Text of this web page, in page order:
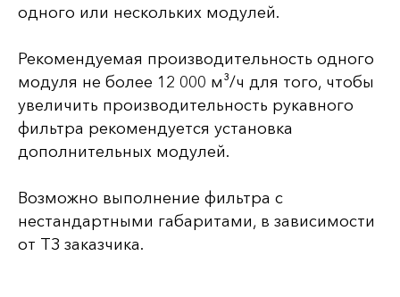
одного или нескольких модулей.
Рекомендуемая производительность одного
модуля не более 12 000 м³/ч для того, чтобы
увеличить производительность рукавного
фильтра рекомендуется установка
дополнительных модулей.
Возможно выполнение фильтра с
нестандартными габаритами, в зависимости
от ТЗ заказчика.